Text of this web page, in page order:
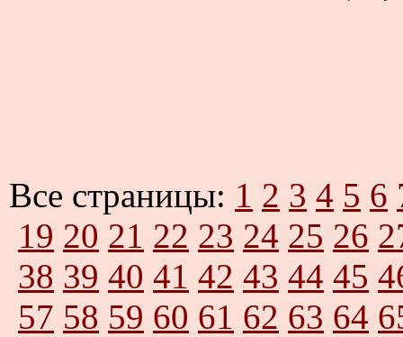
Все страницы: 1 2 3 4 5 6
19 20 21 22 23 24 25 26
38 39 40 41 42 43 44 45
57 58 59 60 61 62 63 64